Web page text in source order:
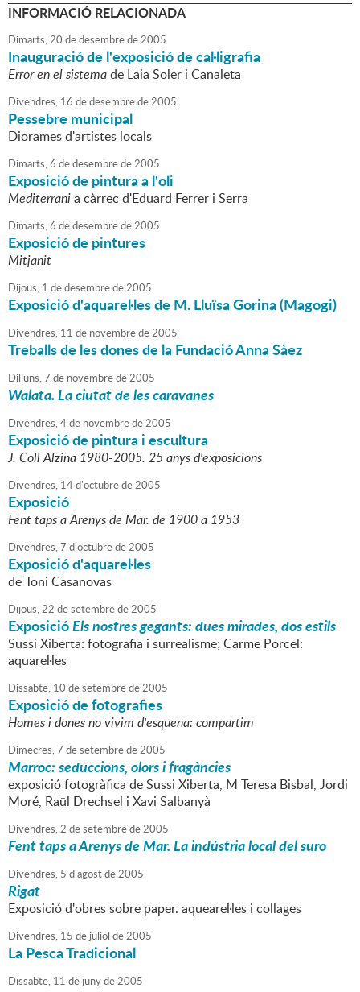
INFORMACIÓ RELACIONADA
Dimarts,20 dedesembrede2005
Inauguració de l'exposició de cal·ligrafia
Error en el sistemade Laia Soler i Canaleta
Divendres, 16 dedesembrede2005
Pessebre municipal
Diorames d'artistes locals
Dimarts,6 dedesembrede2005
Exposició de pintura a l'oli
Mediterrania càrrec d'Eduard Ferrer i Serra
Dimarts,6 dedesembrede2005
Exposició de pintures
Mitjanit
Dijous, 1 dedesembrede2005
Exposició d'aquarel·les de M. Lluïsa Gorina (Magogi)
Divendres, 11 de novembrede2005
Treballs de les dones de la Fundació Anna Sàez
Dilluns,7 de novembrede2005
Walata. La ciutat de les caravanes
Divendres,4de novembrede2005
Exposició de pintura i escultura
J. Coll Alzina 1980-2005. 25 anys d'exposicions
Divendres, 14d'octubrede2005
Exposició
Fent taps a Arenys de Mar. de 1900 a 1953
Divendres,7 d'octubrede2005
Exposició d'aquarel·les
de Toni Casanovas
Dijous,22 desetembrede2005
ExposicióEls nostres gegants: dues mirades, dos estils
Sussi Xiberta: fotografia i surrealisme; Carme Porcel:
aquarel·les
Dissabte, 10 desetembrede2005
Exposició de fotografies
Homes i dones no vivim d'esquena: compartim
Dimecres,7 desetembrede2005
Marroc: seduccions, olors i fragàncies
exposició fotogràfica de Sussi Xiberta, M Teresa Bisbal, Jordi
Moré, Raül Drechsel i Xavi Salbanyà
Divendres,2 desetembrede2005
Fent taps a Arenys de Mar. La indústria local del suro
Divendres, 5 d'agostde2005
Rigat
Exposició d'obres sobre paper. aquearel·les i collages
Divendres, 15 de juliol de2005
La Pesca Tradicional
Dissabte, 11 de junyde2005